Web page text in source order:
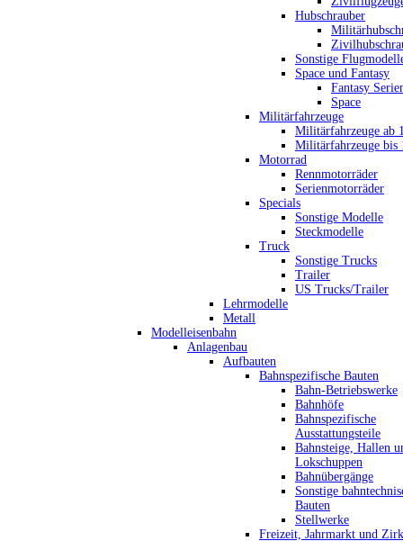
Hubschrauber
Sonstige
Space und Fantasy
Fantasy
Space
Militärfahrzeuge
Militärfahrzeuge ab
Militärfahrzeuge bis
Motorrad
Rennmotorräder
Serienmotorräder
Specials
Sonstige Modelle
Steckmodelle
Truck
Sonstige Trucks
Trailer
US Trucks/Trailer
Lehrmodelle
Metall
Modelleisenbahn
Anlagenbau
Aufbauten
Bahnspezifische Bauten
Bahn-Betriebswerke
Bahnhöfe
Bahnspezifische
Ausstattungsteile
Bahnsteige, Hallen
Lokschuppen
Bahnübergänge
Sonstige
Bauten
Stellwerke
Freizeit, Jahrmarkt und